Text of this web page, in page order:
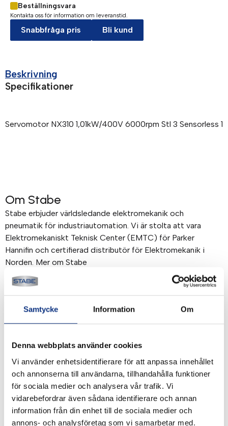
Samtycke Information Om
Denna webbplats använder cookies
Vi använder enhetsidentifierare för att anpassa innehållet
och annonserna till användarna, tillhandahålla funktioner
för sociala medier och analysera vår trafik. Vi
vidarebefordrar även sådana identifierare och annan
information från din enhet till de sociala medier och
annons- och analysföretag som vi samarbetar med.
Beställningsvara
Kontakta oss för information om leveranstid.
Snabbfråga pris Bli kund
Beskrivning
Specifikationer
Servomotor NX310 1,01kW/400V 6000rpm Stl 3 Sensorless 1
Om Stabe
Stabe erbjuder världsledande elektromekanik och
pneumatik för industriautomation. Vi är stolta att vara
Elektromekaniskt Teknisk Center (EMTC) för Parker
Hannifin och certifierad distributör för Elektromekanik i
Norden. Mer om Stabe
Betalning & frakt
Betalning mot faktura, 30 dagar. Fraktkostnad tillkommer.
Alla priser visas i SEK. Stabe innehar AAA-kreditvärdighet.